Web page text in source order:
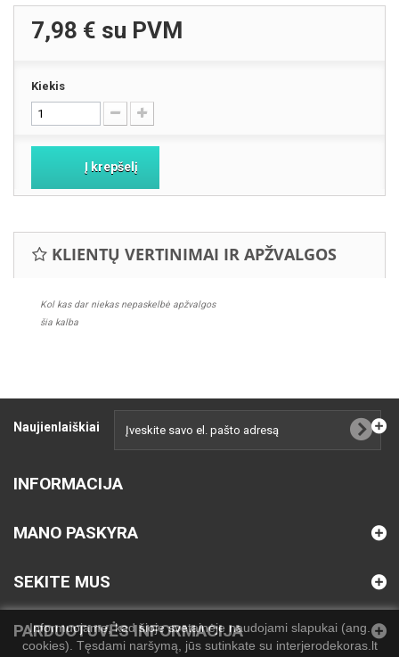
Informuojame, kad šioje svetainėje naudojami slapukai (ang.
cookies). Tęsdami naršymą, jūs sutinkate su interjerodekoras.lt
7,98 € su PVM
Kiekis
Į krepšelį
KLIENTŲ VERTINIMAI IR APŽVALGOS
Kol kas dar niekas nepaskelbė apžvalgos
šia kalba
Naujienlaiškiai
INFORMACIJA
MANO PASKYRA
SEKITE MUS
PARDUOTUVĖS INFORMACIJA